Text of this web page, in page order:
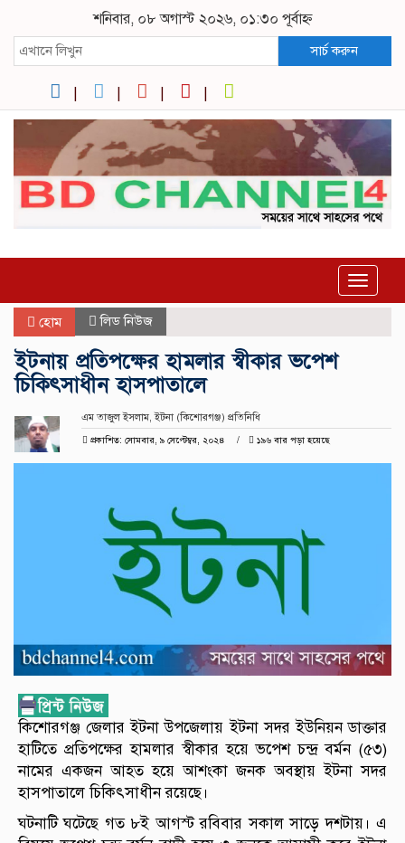
শনিবার, ০৮ অগাস্ট ২০২৬, ০১:৩০ পূর্বাহ্ন
সার্চ করুন
Toggle
হোম লিড নিউজ
ইটনায় প্রতিপক্ষের হামলার স্বীকার ভপেশ
চিকিৎসাধীন হাসপাতালে
এম তাজুল ইসলাম, ইটনা (কিশোরগঞ্জ) প্রতিনিধি
প্রকাশিত: সোমবার, ৯ সেপ্টেম্বর, ২০২৪
১৯৬ বার পড়া হয়েছে
কিশোরগঞ্জ জেলার ইটনা উপজেলায় ইটনা সদর ইউনিয়ন ডাক্তার
হাটিতে প্রতিপক্ষের হামলার স্বীকার হয়ে ভপেশ চন্দ্র বর্মন (৫৩)
নামের একজন আহত হয়ে আশংকা জনক অবস্থায় ইটনা সদর
হাসপাতালে চিকিৎসাধীন রয়েছে।
ঘটনাটি ঘটেছে গত ৮ই আগস্ট রবিবার সকাল সাড়ে দশটায়। এ